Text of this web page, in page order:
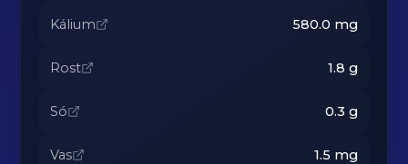
Kálium 580.0 mg
Rost 1.8 g
Só 0.3 g
Vas 1.5 mg